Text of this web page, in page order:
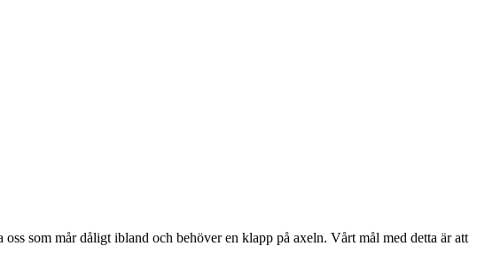
som mår dåligt ibland och behöver en klapp på axeln. Vårt mål med detta är att